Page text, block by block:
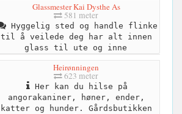
Glassmester Kai Dysthe As
581 meter
Hyggelig sted og handle flinke
til å veilede deg har alt innen
glass til ute og inne
Heirønningen
623 meter
Her kan du hilse på
angorakaniner, høner, ender,
katter og hunder. Gårdsbutikken